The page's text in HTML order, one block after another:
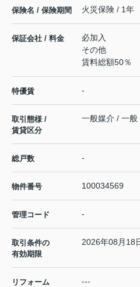
保険名 / 保険期間 火災保険 / 1年
保証会社 / 料金
必加入
その他
賃料総額50％
特優賃 -
取引態様 /
賃貸区分
一般媒介 / 一般
総戸数 -
物件番号 100034569
管理コード -
取引条件の
有効期限
2026年08月18
リフォーム ---